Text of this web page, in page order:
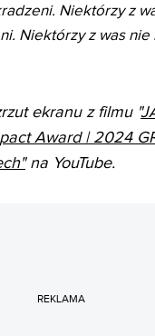
Niektórzy z
Niektórzy z was
ekranu z filmu "
Award | 2024
na YouTube.
REKLAMA